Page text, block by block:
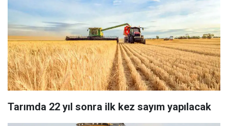
Tarımda 22 yıl sonra ilk kez sayım yapılacak